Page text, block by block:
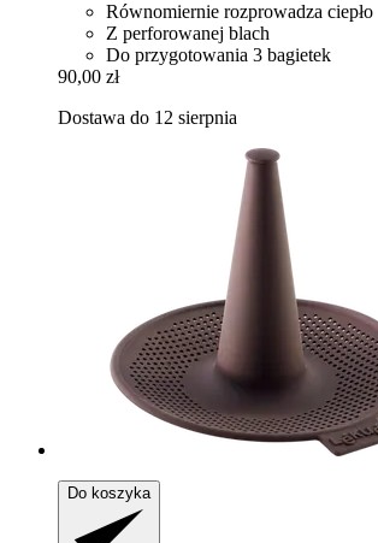
Równomiernie rozprowadza ciepło
Z perforowanej blach
Do przygotowania 3 bagietek
90,00 zł
Dostawa do 12 sierpnia
Do koszyka